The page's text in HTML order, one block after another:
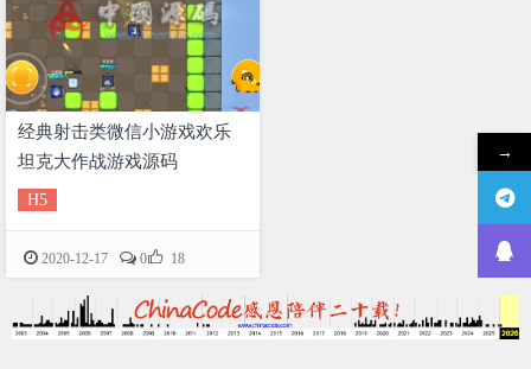
经典射击类微信小游戏欢乐
坦克大作战游戏源码
H5
2020-12-17 0 18
→